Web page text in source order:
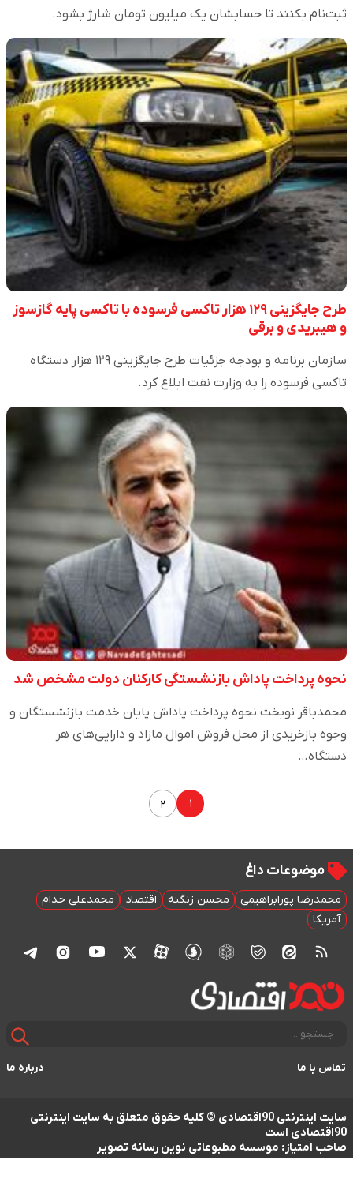
ثبت‌نام بکنند تا حسابشان یک میلیون تومان شارژ بشود.
طرح جایگزینی ۱۲۹ هزار تاکسی فرسوده با تاکسی پایه گازسوز
و هیبریدی و برقی
سازمان برنامه و بودجه جزئیات طرح جایگزینی ۱۲۹ هزار دستگاه
تاکسی فرسوده را به وزارت نفت ابلاغ کرد.
نحوه پرداخت پاداش بازنشستگی کارکنان دولت مشخص شد
محمدباقر نوبخت نحوه پرداخت پاداش پایان خدمت بازنشستگان و
وجوه بازخریدی از محل فروش اموال مازاد و دارایی‌های هر
دستگاه…
۱ ۲
موضوعات داغ
محمدرضا پورابراهیمی محسن زنگنه اقتصاد
محمدعلی خدام
آمریکا
تماس با ما درباره ما
سایت اینترنتی 90اقتصادی © کلیه حقوق متعلق به سایت اینترنتی
90اقتصادی است
صاحب امتیاز: موسسه مطبوعاتی نوین رسانه تصویر